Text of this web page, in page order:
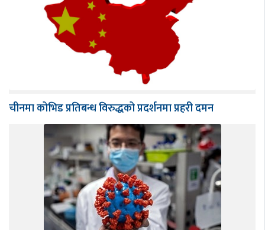
चीनमा कोभिड प्रतिबन्ध विरुद्धको प्रदर्शनमा प्रहरी दमन